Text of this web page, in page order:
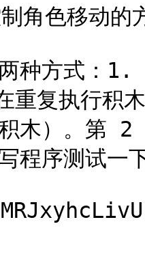
角色移动的
种方式：1.
复执行积
木）。第
程序测试一